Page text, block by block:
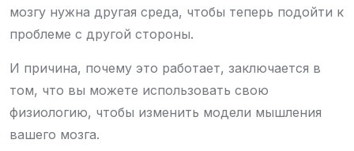
мозгу нужна другая среда, чтобы теперь подойти к
проблеме с другой стороны.
И причина, почему это работает, заключается в
том, что вы можете использовать свою
физиологию, чтобы изменить модели мышления
вашего мозга.